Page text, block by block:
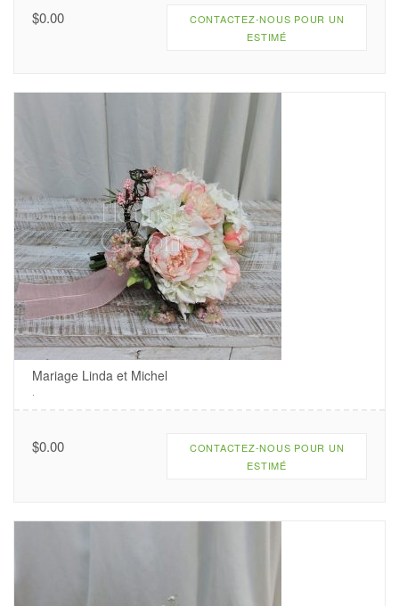
$0.00
CONTACTEZ-NOUS POUR UN
ESTIMÉ
Mariage Linda et Michel
$0.00
CONTACTEZ-NOUS POUR UN
ESTIMÉ